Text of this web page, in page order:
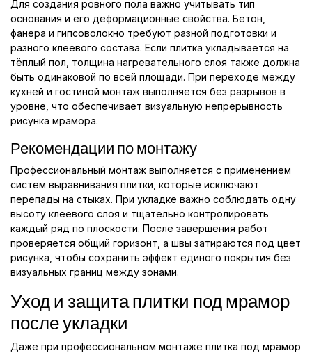
Для создания ровного пола важно учитывать тип
основания и его деформационные свойства. Бетон,
фанера и гипсоволокно требуют разной подготовки и
разного клеевого состава. Если плитка укладывается на
тёплый пол, толщина нагревательного слоя также должна
быть одинаковой по всей площади. При переходе между
кухней и гостиной монтаж выполняется без разрывов в
уровне, что обеспечивает визуальную непрерывность
рисунка мрамора.
Рекомендации по монтажу
Профессиональный монтаж выполняется с применением
систем выравнивания плитки, которые исключают
перепады на стыках. При укладке важно соблюдать одну
высоту клеевого слоя и тщательно контролировать
каждый ряд по плоскости. После завершения работ
проверяется общий горизонт, а швы затираются под цвет
рисунка, чтобы сохранить эффект единого покрытия без
визуальных границ между зонами.
Уход и защита плитки под мрамор
после укладки
Даже при профессиональном монтаже плитка под мрамор